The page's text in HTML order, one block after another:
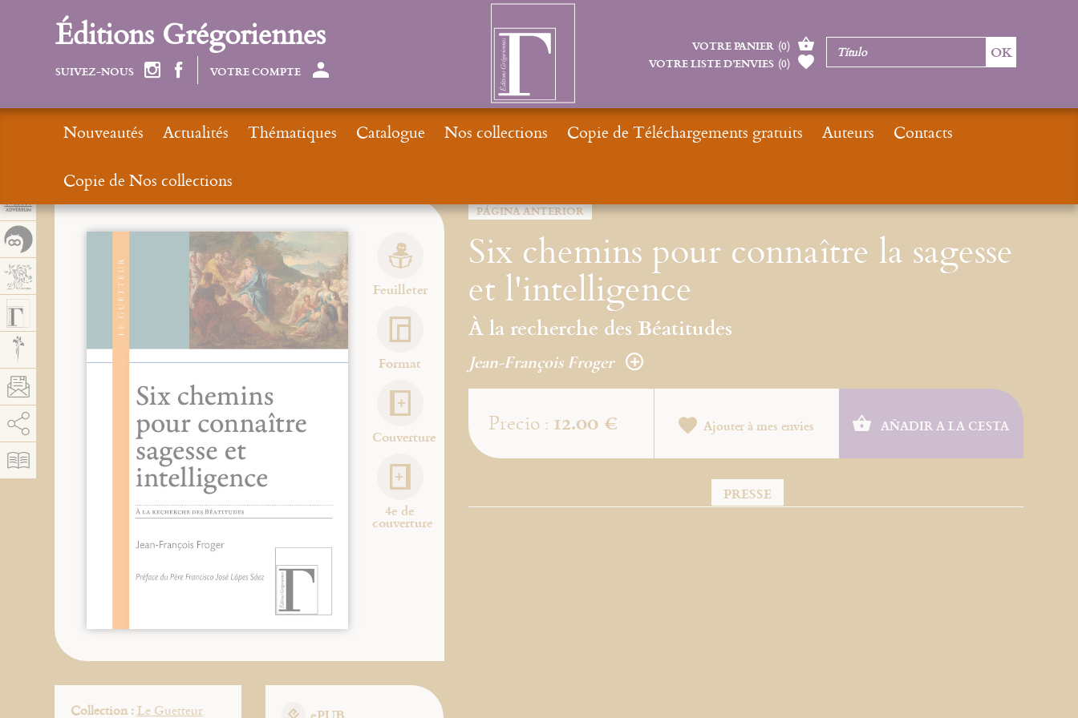
PÁGINA ANTERIOR
Six chemins pour connaître la sagesse
et l'intelligence
À la recherche des Béatitudes
Jean-François Froger
Feuilleter
Format
Couverture
4e de
couverture
Collection :Le Guetteur ePUB
Precio : 12.00 € Ajouter à mes envies AÑADIR A LA CESTA
PRESSE
Éditions Grégoriennes
SUIVEZ-NOUS VOTRE COMPTE
VOTRE PANIER (0)
VOTRE LISTE D’ENVIES (0)
Nouveautés Actualités Thématiques Catalogue Nos collections Copie de Téléchargements gratuits Auteurs
Contacts
Copie de Nos collections
AddThis está deshabilitado. Permitir
Panel de gestión de cookies